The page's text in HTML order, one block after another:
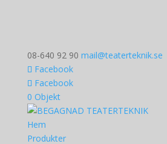
08-640 92 90 mail@teaterteknik.se
Facebook
Facebook
0 Objekt
Hem
Produkter